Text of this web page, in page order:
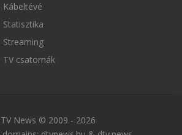
Kábeltévé
Statisztika
Streaming
TV csatornák
News © 2009 - 2026